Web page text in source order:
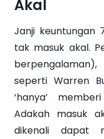
Akal
Janji keuntungan
tak masuk akal.
seperti Warren
‘hanya’
Adakah masuk
dikenali dapat